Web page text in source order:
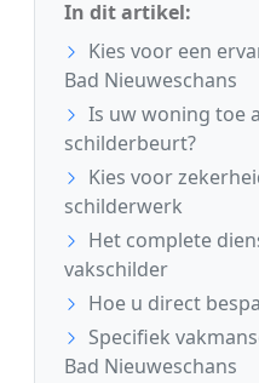
In dit artikel:
Kies voor een
Bad Nieuweschans
Is uw woning toe
schilderbeurt?
Kies voor
schilderwerk
Het complete
vakschilder
Hoe u direct
Specifiek
Bad Nieuweschans